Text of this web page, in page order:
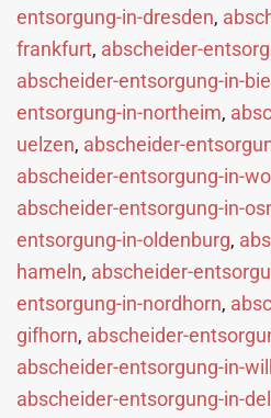
entsorgung-in-dresden,
frankfurt, abscheider-
abscheider-entsorgung-in-
entsorgung-in-northeim,
uelzen, abscheider-
abscheider-entsorgung-in-
abscheider-entsorgung-in-
entsorgung-in-oldenburg,
hameln, abscheider-
entsorgung-in-nordhorn,
gifhorn, abscheider-
abscheider-entsorgung-in-
abscheider-entsorgung-in-